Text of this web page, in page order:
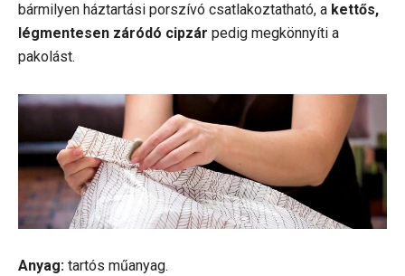
bármilyen háztartási porszívó csatlakoztatható, a kettős,
légmentesen záródó cipzár pedig megkönnyíti a
pakolást.
Anyag: tartós műanyag.